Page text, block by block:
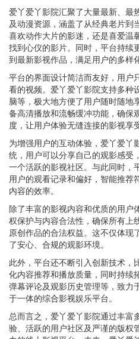
爱丫爱丫影院汇聚了大量最新、最
及动漫资源，涵盖了从经典老片到
喜欢动作大片的影迷，还是喜爱温
找到心仪的影片。同时，平台持续
到最新影视作品，满足用户的多样
平台的界面设计简洁而友好，用户
看的视频。爱丫爱丫影院支持多种
脑等，极大地方便了用户随时随地
备高清播放和流畅缓冲功能，确保
度，让用户体验无缝连接的影视享受
为增强用户的互动体验，爱丫爱丫
统，用户可以分享自己的观影感受
一个活跃的影视社区。与此同时，
用户的观看记录和偏好，智能推荐
内容的效率。
除了丰富的影视内容和优质的用户
权保护与内容合法性，确保所有上
原创作品的合法权益。这不仅体现
了安心、合规的观影环境。
此外，平台还不断引入创新技术，
化内容推荐和播放质量，同时持续
弹幕评论及观影历史管理等，致力
于一体的综合影视娱乐平台。
总而言之，爱丫爱丫影院通过丰富
验、活跃的用户社区及严谨的版权